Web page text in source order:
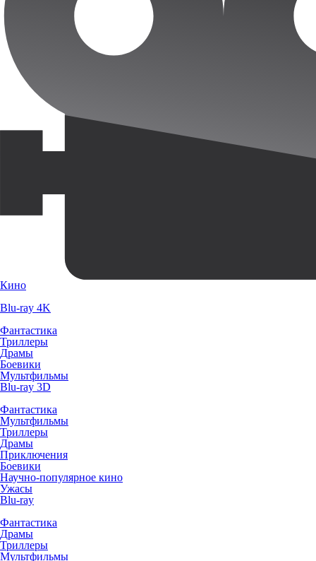
Кино
Blu-ray 4K
Фантастика
Триллеры
Драмы
Боевики
Мультфильмы
Blu-ray 3D
Фантастика
Мультфильмы
Триллеры
Драмы
Приключения
Боевики
Научно-популярное кино
Ужасы
Blu-ray
Фантастика
Драмы
Триллеры
Мультфильмы